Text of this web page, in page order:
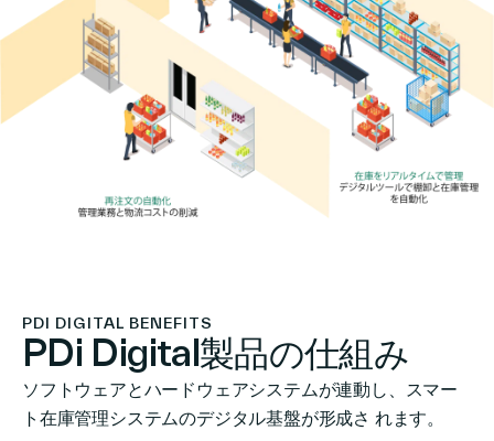
PDI DIGITAL BENEFITS
PDi Digital製品の仕組み
ソフトウェアとハードウェアシステムが連動し、スマー
ト在庫管理システムのデジタル基盤が形成さ れます。